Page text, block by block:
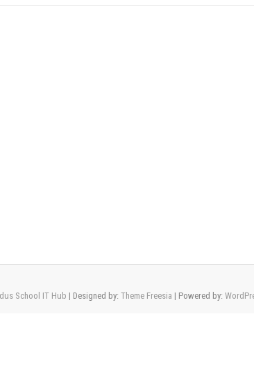
School IT Hub | Designed by: Theme Freesia | Powered by: